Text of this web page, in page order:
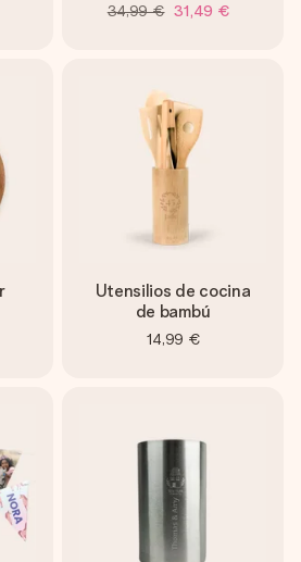
34,99 € 31,49 €
Utensilios de cocina
de bambú
14,99 €